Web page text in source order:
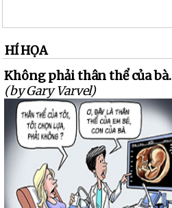
HÍ HỌA
Không phải thân thể của bà.
(by Gary Varvel)